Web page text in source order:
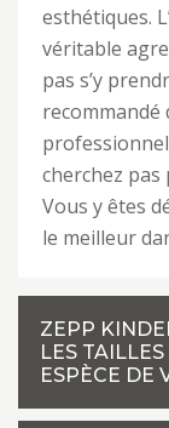
esthétiques.
véritable
pas s’y
cherchez
Vous y êtes
le meilleur
ZEPP
LES
ESPÈCE DE